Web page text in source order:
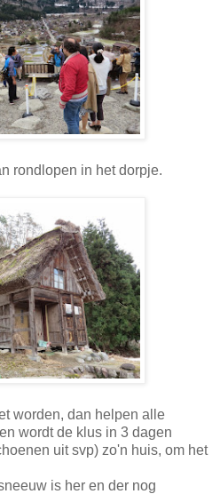
rondlopen in het dorpje.
worden, dan helpen alle
wordt de klus in 3 dagen
uit svp) zo'n huis, om het
is her en der nog